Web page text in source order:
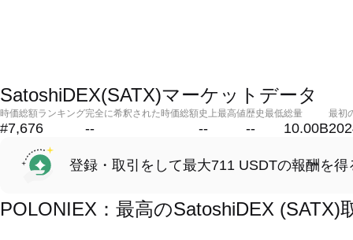
SatoshiDEX(SATX)マーケットデータ
時価総額ランキング
#7,676
完全に希釈された時価総額
--
史上最高値
--
歴史最低
--
総量
10.00B
最初
登録・取引をして最大711 USDTの報酬を得
POLONIEX：最高のSatoshiDEX